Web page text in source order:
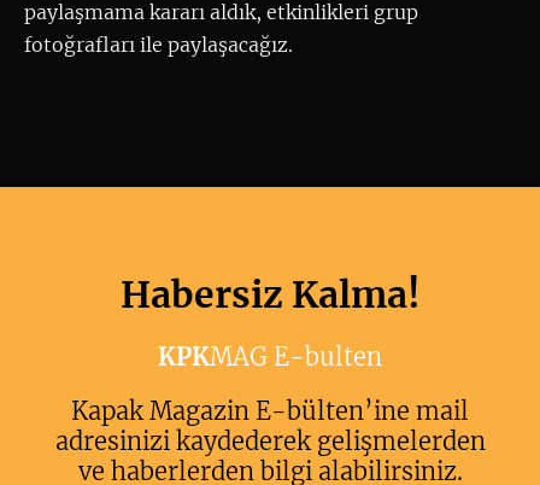
paylaşmama kararı aldık, etkinlikleri grup
fotoğrafları ile paylaşacağız.
Habersiz Kalma!
KPKMAG E-bulten
Kapak Magazin E-bülten’ine mail
adresinizi kaydederek gelişmelerden
ve haberlerden bilgi alabilirsiniz.